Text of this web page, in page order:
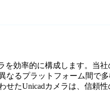
効率的に構成します。当
るプラットフォーム間で
たUnicadカメラは、信頼